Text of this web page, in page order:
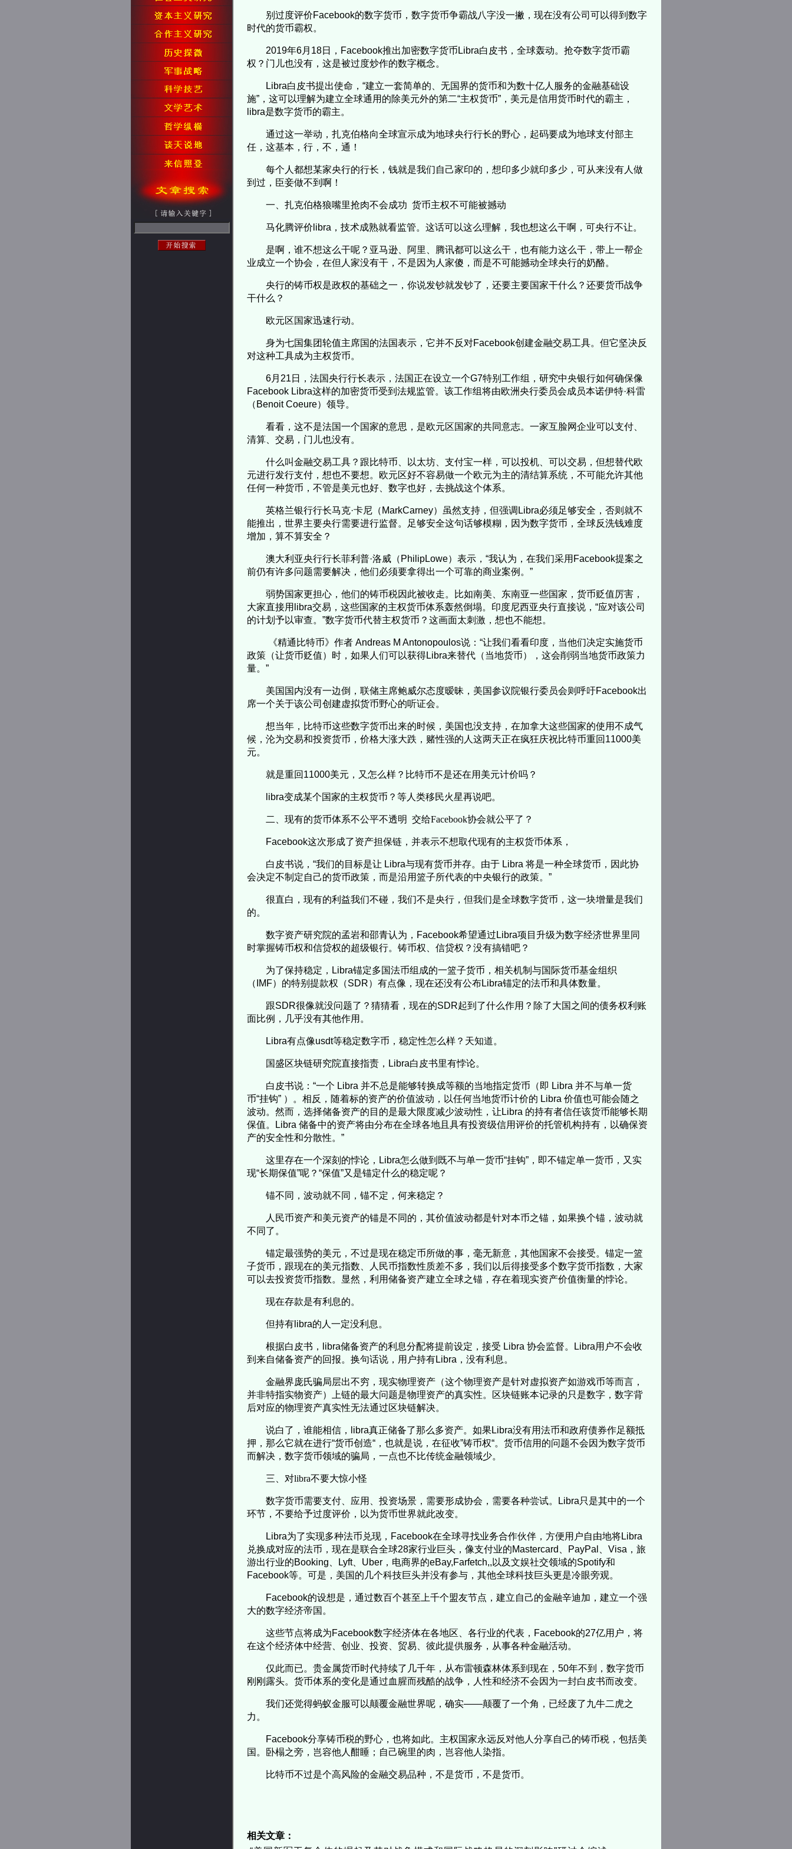
别过度评价Facebook的数字货币，数字货币争霸战八字没一撇，现在没有公司可以得到数字
时代的货币霸权。
2019年6月18日，Facebook推出加密数字货币Libra白皮书，全球轰动。 抢夺数字货币霸
权？门儿也没有，这是被过度炒作的数字概念。
Libra白皮书提出使命，“建立一套简单的、无国界的货币和为数十亿人服务的金融基础设
施”，这可以理解为建立全球通用的除美元外的第二“主权货币”，美元是信用货币时代的霸主，
libra是数字货币的霸主。
通过这一举动，扎克伯格向全球宣示成为地球央行行长的野心，起码要成为地球支付部主
任，这基本，行，不，通！
每个人都想某家央行的行长，钱就是我们自己家印的，想印多少就印多少，可从来没有人做
到过，臣妾做不到啊！
一、扎克伯格狼嘴里抢肉不会成功 货币主权不可能被撼动
马化腾评价libra，技术成熟就看监管。这话可以这么理解，我也想这么干啊，可央行不让。
是啊，谁不想这么干呢？亚马逊、阿里、腾讯都可以这么干，也有能力这么干，带上一帮企
业成立一个协会，在但人家没有干，不是因为人家傻，而是不可能撼动全球央行的奶酪。
央行的铸币权是政权的基础之一，你说发钞就发钞了，还要主要国家干什么？还要货币战争
干什么？
欧元区国家迅速行动。
身为七国集团轮值主席国的法国表示，它并不反对Facebook创建金融交易工具。但它坚决反
对这种工具成为主权货币。
6月21日，法国央行行长表示，法国正在设立一个G7特别工作组，研究中央银行如何确保像
Facebook Libra这样的加密货币受到法规监管。该工作组将由欧洲央行委员会成员本诺伊特·科雷
（Benoit Coeure）领导。
看看，这不是法国一个国家的意思，是欧元区国家的共同意志。一家互脸网企业可以支付、
清算、交易，门儿也没有。
什么叫金融交易工具？跟比特币、以太坊、支付宝一样，可以投机、可以交易，但想替代欧
元进行发行支付，想也不要想。欧元区好不容易做一个欧元为主的清结算系统，不可能允许其他
任何一种货币，不管是美元也好、数字也好，去挑战这个体系。
英格兰银行行长马克·卡尼（MarkCarney）虽然支持，但强调Libra必须足够安全，否则就不
能推出，世界主要央行需要进行监督。足够安全这句话够模糊，因为数字货币，全球反洗钱难度
增加，算不算安全？
澳大利亚央行行长菲利普·洛威（PhilipLowe）表示，“我认为，在我们采用Facebook提案之
前仍有许多问题需要解决，他们必须要拿得出一个可靠的商业案例。”
弱势国家更担心，他们的铸币税因此被收走。比如南美、东南亚一些国家，货币贬值厉害，
大家直接用libra交易，这些国家的主权货币体系轰然倒塌。印度尼西亚央行直接说，“应对该公司
的计划予以审查。”数字货币代替主权货币？这画面太刺激，想也不能想。
《精通比特币》作者 Andreas M Antonopoulos说：“让我们看看印度，当他们决定实施货币
政策（让货币贬值）时，如果人们可以获得Libra来替代（当地货币），这会削弱当地货币政策力
量。”
美国国内没有一边倒，联储主席鲍威尔态度暧昧，美国参议院银行委员会则呼吁Facebook出
席一个关于该公司创建虚拟货币野心的听证会。
想当年，比特币这些数字货币出来的时候，美国也没支持，在加拿大这些国家的使用不成气
候，沦为交易和投资货币，价格大涨大跌，赌性强的人这两天正在疯狂庆祝比特币重回11000美
元。
就是重回11000美元，又怎么样？比特币不是还在用美元计价吗？
libra变成某个国家的主权货币？等人类移民火星再说吧。
二、现有的货币体系不公平不透明 交给Facebook协会就公平了？
Facebook这次形成了资产担保链，并表示不想取代现有的主权货币体系，
白皮书说，“我们的目标是让 Libra与现有货币并存。由于 Libra 将是一种全球货币，因此协
会决定不制定自己的货币政策，而是沿用篮子所代表的中央银行的政策。”
很直白，现有的利益我们不碰，我们不是央行，但我们是全球数字货币，这一块增量是我们
的。
数字资产研究院的孟岩和邵青认为，Facebook希望通过Libra项目升级为数字经济世界里同
时掌握铸币权和信贷权的超级银行。铸币权、信贷权？没有搞错吧？
为了保持稳定，Libra锚定多国法币组成的一篮子货币，相关机制与国际货币基金组织
（IMF）的特别提款权（SDR）有点像，现在还没有公布Libra锚定的法币和具体数量。
跟SDR很像就没问题了？猜猜看，现在的SDR起到了什么作用？除了大国之间的债务权利账
面比例，几乎没有其他作用。
Libra有点像usdt等稳定数字币，稳定性怎么样？天知道。
国盛区块链研究院直接指责，Libra白皮书里有悖论。
白皮书说：“一个 Libra 并不总是能够转换成等额的当地指定货币（即 Libra 并不与单一货
币“挂钩” ）。相反，随着标的资产的价值波动，以任何当地货币计价的 Libra 价值也可能会随之
波动。然而，选择储备资产的目的是最大限度减少波动性，让Libra 的持有者信任该货币能够长期
保值。Libra 储备中的资产将由分布在全球各地且具有投资级信用评价的托管机构持有，以确保资
产的安全性和分散性。”
这里存在一个深刻的悖论，Libra怎么做到既不与单一货币“挂钩”，即不锚定单一货币，又实
现“长期保值”呢？“保值”又是锚定什么的稳定呢？
锚不同，波动就不同，锚不定，何来稳定？
人民币资产和美元资产的锚是不同的，其价值波动都是针对本币之锚，如果换个锚，波动就
不同了。
锚定最强势的美元，不过是现在稳定币所做的事，毫无新意，其他国家不会接受。锚定一篮
子货币，跟现在的美元指数、人民币指数性质差不多，我们以后得接受多个数字货币指数，大家
可以去投资货币指数。显然，利用储备资产建立全球之锚，存在着现实资产价值衡量的悖论。
现在存款是有利息的。
但持有libra的人一定没利息。
根据白皮书，libra储备资产的利息分配将提前设定，接受 Libra 协会监督。Libra用户不会收
到来自储备资产的回报。换句话说，用户持有Libra，没有利息。
金融界庞氏骗局层出不穷，现实物理资产（这个物理资产是针对虚拟资产如游戏币等而言，
并非特指实物资产）上链的最大问题是物理资产的真实性。区块链账本记录的只是数字，数字背
后对应的物理资产真实性无法通过区块链解决。
说白了，谁能相信，libra真正储备了那么多资产。如果Libra没有用法币和政府债券作足额抵
押，那么它就在进行“货币创造“，也就是说，在征收”铸币权“。货币信用的问题不会因为数字货币
而解决，数字货币领域的骗局，一点也不比传统金融领域少。
三、对libra不要大惊小怪
数字货币需要支付、应用、投资场景，需要形成协会，需要各种尝试。Libra只是其中的一个
环节，不要给予过度评价，以为货币世界就此改变。
Libra为了实现多种法币兑现，Facebook在全球寻找业务合作伙伴，方便用户自由地将Libra
兑换成对应的法币，现在是联合全球28家行业巨头，像支付业的Mastercard、PayPal、Visa，旅
游出行业的Booking、Lyft、Uber，电商界的eBay,Farfetch,,以及文娱社交领域的Spotify和
Facebook等。可是，美国的几个科技巨头并没有参与，其他全球科技巨头更是冷眼旁观。
Facebook的设想是，通过数百个甚至上千个盟友节点，建立自己的金融辛迪加，建立一个强
大的数字经济帝国。
这些节点将成为Facebook数字经济体在各地区、各行业的代表，Facebook的27亿用户，将
在这个经济体中经营、创业、投资、贸易、彼此提供服务，从事各种金融活动。
仅此而已。贵金属货币时代持续了几千年，从布雷顿森林体系到现在，50年不到，数字货币
刚刚露头。货币体系的变化是通过血腥而残酷的战争，人性和经济不会因为一封白皮书而改变。
我们还觉得蚂蚁金服可以颠覆金融世界呢，确实——颠覆了一个角，已经废了九牛二虎之
力。
Facebook分享铸币税的野心，也将如此。主权国家永远反对他人分享自己的铸币税，包括美
国。卧榻之旁，岂容他人酣睡；自己碗里的肉，岂容他人染指。
比特币不过是个高风险的金融交易品种，不是货币，不是货币。
相关文章：